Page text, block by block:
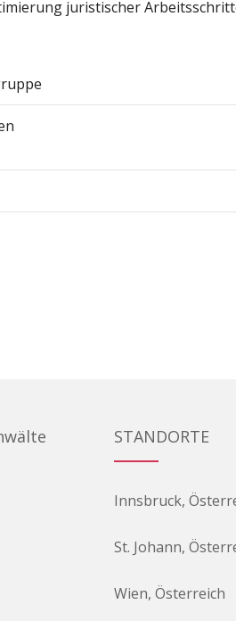
juristischer
STANDORTE
Innsbruck,
St. Johann,
Wien, Österreich